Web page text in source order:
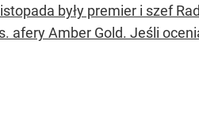
były premier i szef
afery Amber Gold. Jeśli